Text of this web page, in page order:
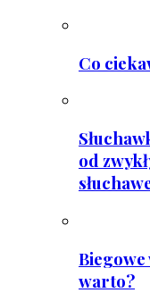
Co
od
warto?